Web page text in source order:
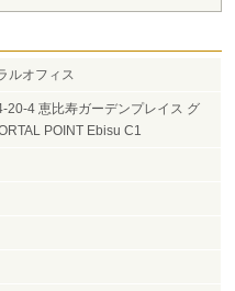
ルオフィス
20-4 恵比寿ガーデンプレイス グ
POINT Ebisu C1